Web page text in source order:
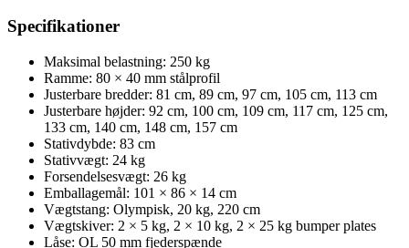
Specifikationer
Maksimal belastning: 250 kg
Ramme: 80 × 40 mm stålprofil
Justerbare bredder: 81 cm, 89 cm, 97 cm, 105 cm, 113 cm
Justerbare højder: 92 cm, 100 cm, 109 cm, 117 cm, 125 cm,
133 cm, 140 cm, 148 cm, 157 cm
Stativdybde: 83 cm
Stativvægt: 24 kg
Forsendelsesvægt: 26 kg
Emballagemål: 101 × 86 × 14 cm
Vægtstang: Olympisk, 20 kg, 220 cm
Vægtskiver: 2 × 5 kg, 2 × 10 kg, 2 × 25 kg bumper plates
Låse: OL 50 mm fjederspænde